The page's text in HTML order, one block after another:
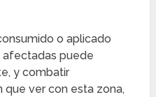
o aplicado
afectadas puede
y combatir
ver con esta zona,